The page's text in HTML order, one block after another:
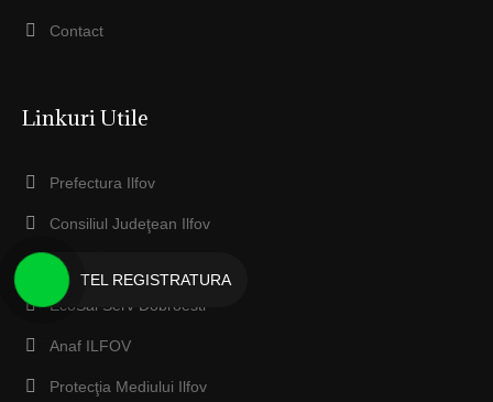
Contact
Linkuri Utile
Prefectura Ilfov
Consiliul Judeţean Ilfov
IPJ ILFOV
EcoSal Serv Dobroesti
Anaf ILFOV
Protecţia Mediului Ilfov
TEL REGISTRATURA